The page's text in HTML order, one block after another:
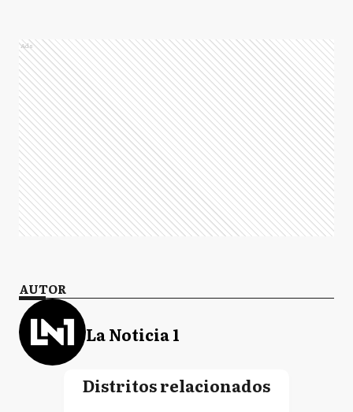
Ads
AUTOR
La Noticia 1
Distritos relacionados